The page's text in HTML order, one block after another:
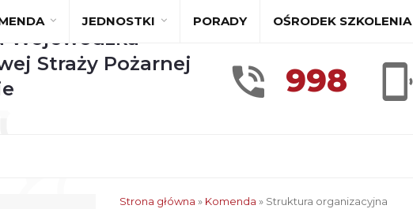
Wojewódzka
Straży Pożarnej
998
JEDNOSTKI PORADY OŚRODEK SZKOLENIA
Strona główna » Komenda » Struktura organizacyjna